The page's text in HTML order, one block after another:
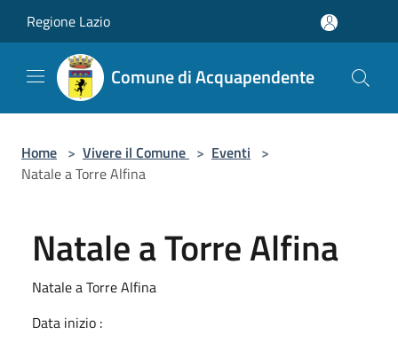
Regione Lazio
Comune di Acquapendente
Home > Vivere il Comune > Eventi >
Natale a Torre Alfina
Natale a Torre Alfina
Natale a Torre Alfina
Data inizio :